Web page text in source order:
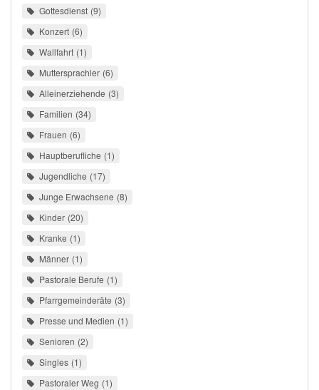
Gottesdienst 9
Konzert 6
Wallfahrt 1
Muttersprachler 6
Alleinerziehende 3
Familien 34
Frauen 6
Hauptberufliche 1
Jugendliche 17
Junge Erwachsene 8
Kinder 20
Kranke 1
Männer 1
Pastorale Berufe 1
Pfarrgemeinderäte 3
Presse und Medien 1
Senioren 2
Singles 1
Pastoraler Weg 1